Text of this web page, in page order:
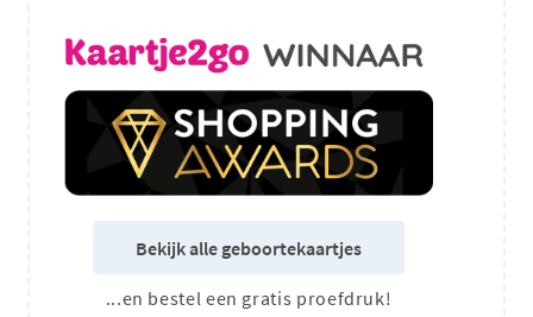
Bekijk alle geboortekaartjes
...en bestel een gratis proefdruk!